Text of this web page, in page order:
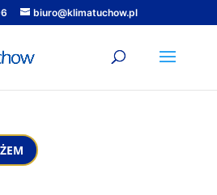
biuro@klimatuchow.pl